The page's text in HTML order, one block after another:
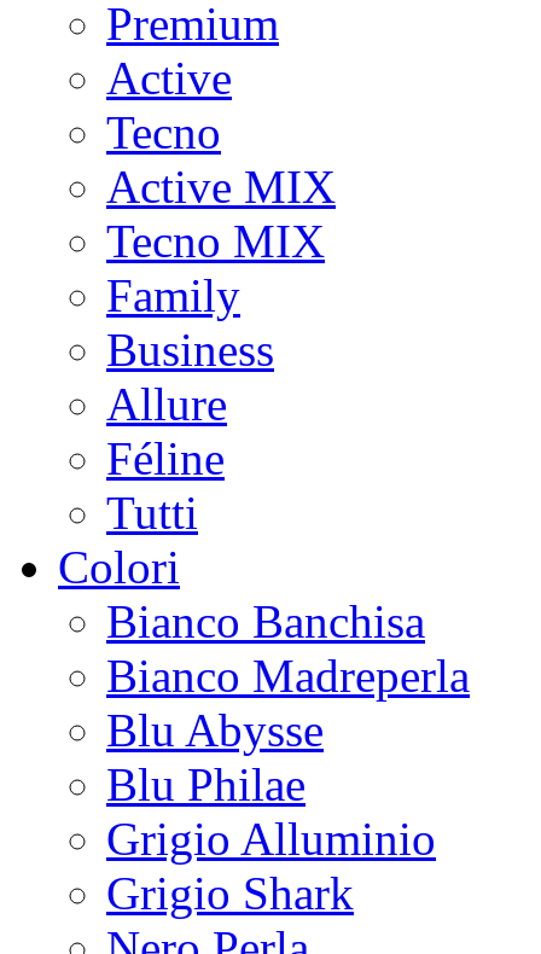
Premium
Active
Tecno
Active MIX
Tecno MIX
Family
Business
Allure
Féline
Tutti
Colori
Bianco Banchisa
Bianco Madreperla
Blu Abysse
Blu Philae
Grigio Alluminio
Grigio Shark